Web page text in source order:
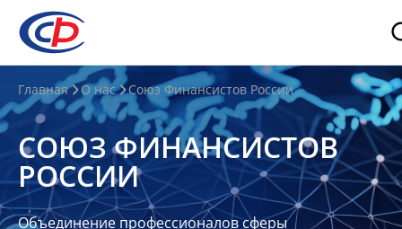
О
нас
О
СФР
Совет
Союза
Главная О нас Союз Финансистов России
СОЮЗ ФИНАНСИСТОВ
РОССИИ
Объединение профессионалов сферы